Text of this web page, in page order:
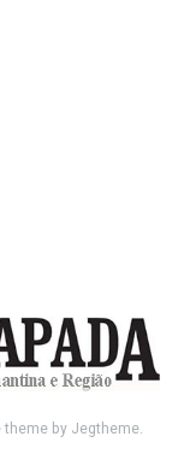
theme by Jegtheme.